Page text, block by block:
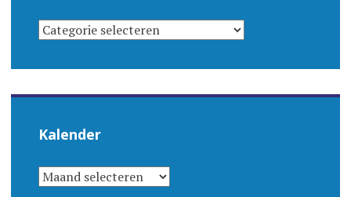
CATEGORIEËN
Kalender
KALENDER